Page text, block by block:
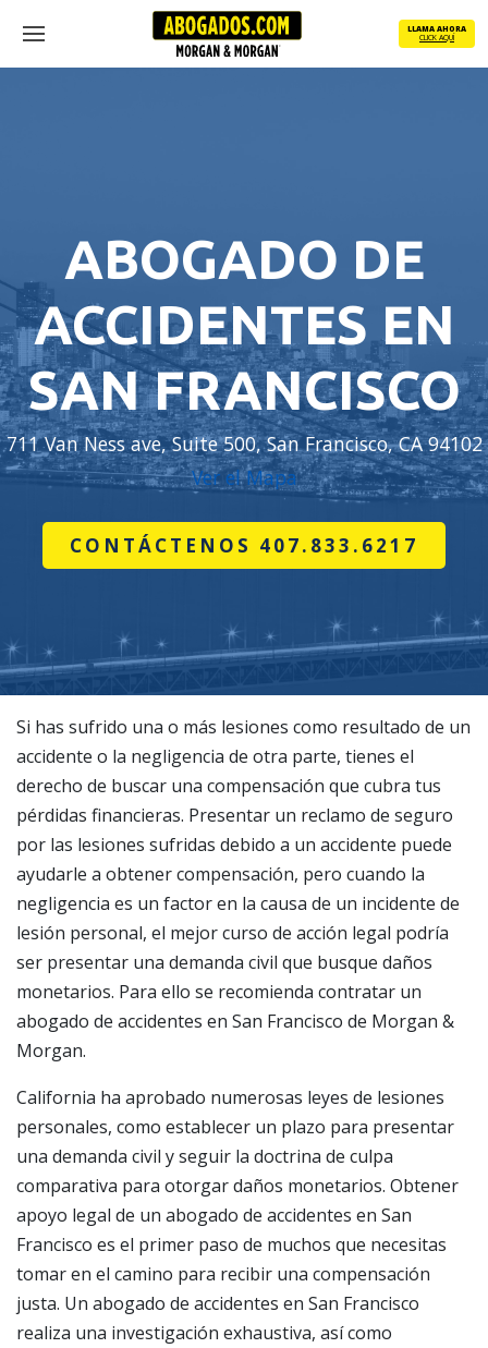
main
Menu
LLAMA AHORA
CLICK AQUÍ
ABOGADO DE
ACCIDENTES EN
SAN FRANCISCO
711 Van Ness ave, Suite 500, San Francisco, CA 94102
Ver el Mapa
CONTÁCTENOS 407.833.6217
Si has sufrido una o más lesiones como resultado de un
accidente o la negligencia de otra parte, tienes el
derecho de buscar una compensación que cubra tus
pérdidas financieras. Presentar un reclamo de seguro
por las lesiones sufridas debido a un accidente puede
ayudarle a obtener compensación, pero cuando la
negligencia es un factor en la causa de un incidente de
lesión personal, el mejor curso de acción legal podría
ser presentar una demanda civil que busque daños
monetarios. Para ello se recomienda contratar un
abogado de accidentes en San Francisco de Morgan &
Morgan.
California ha aprobado numerosas leyes de lesiones
personales, como establecer un plazo para presentar
una demanda civil y seguir la doctrina de culpa
comparativa para otorgar daños monetarios. Obtener
apoyo legal de un abogado de accidentes en San
Francisco es el primer paso de muchos que necesitas
tomar en el camino para recibir una compensación
justa. Un abogado de accidentes en San Francisco
realiza una investigación exhaustiva, así como